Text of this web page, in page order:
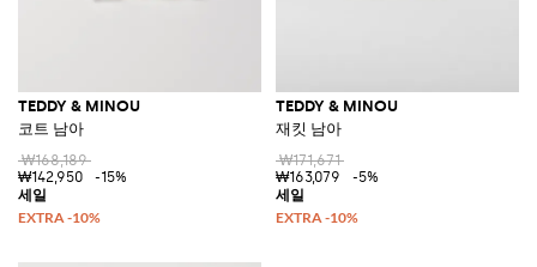
TEDDY & MINOU
코트 남아
₩168,189
₩142,950
-15%
TEDDY & MINOU
재킷 남아
₩171,671
₩163,079
-5%